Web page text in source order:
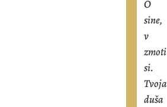
O
sine,
v
zmoti
si.
Tvoja
duša